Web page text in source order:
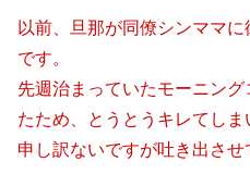
以前、旦那が同僚シンママ
です。
先週治まっていたモーニン
たため、とうとうキレてしま
申し訳ないですが吐き出させ